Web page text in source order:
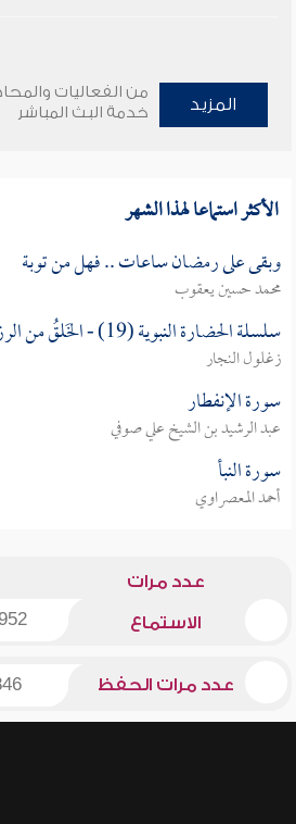
المزيد
من الفعاليات
خدمة البث المباشر
الأكثر استماعا لهذا الشهر
وبقى على رمضان ساعات .. فهل من توبة
محمد حسين يعقوب
سلسلة الحضارة النبوية (19) - الخَلقُ من الرزق
زغلول النجار
سورة الإنفطار
عبد الرشيد بن الشيخ علي صوفي
سورة النبأ
أحمد المعصراوي
عدد مرات
الاستماع
عدد مرات الحفظ